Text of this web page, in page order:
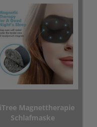
Magnettherapie
Schlafmaske